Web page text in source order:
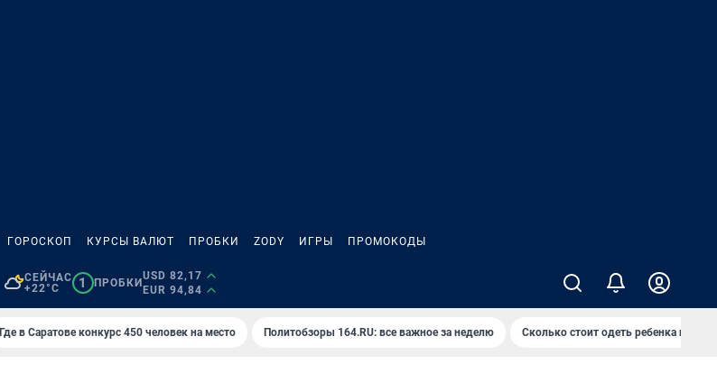
ГОРОСКОП КУРСЫ ВАЛЮТ ПРОБКИ ZODY ИГРЫ ПРОМОКОДЫ
СЕЙЧАС
+22°C
1 ПРОБКИ
USD 82,17
EUR 94,84
Где в Саратове конкурс 450 человек на место Политобзоры 164.RU: все важное за неделю Сколько стоит одеть ребенка на